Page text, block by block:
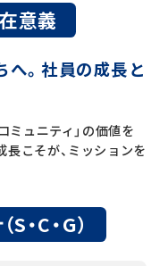
意義
へ。社員の成長と
ミュニティ」の価値を
こそが、ミッションを
・C・G）